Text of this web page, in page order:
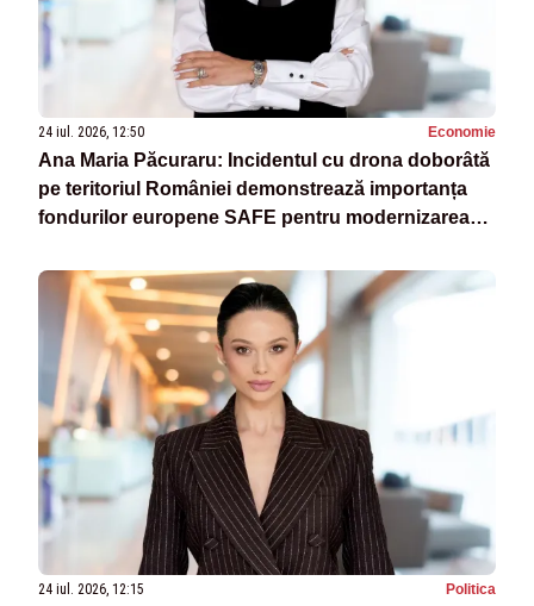
24 iul. 2026, 12:50 Economie
Ana Maria Păcuraru: Incidentul cu drona doborâtă
pe teritoriul României demonstrează importanța
fondurilor europene SAFE pentru modernizarea
24 iul. 2026, 12:15 Politica